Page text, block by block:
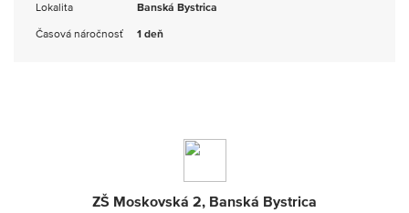
Lokalita Banská Bystrica
Časová náročnosť 1 deň
ZŠ Moskovská 2, Banská Bystrica